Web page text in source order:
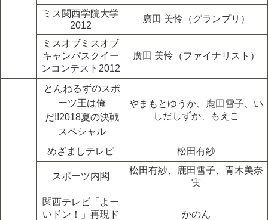
ミス関西学院大学
2012
廣田 美怜（グランプリ）
ミスオブミスオブ
キャンパスクイー
ンコンテスト2012
廣田 美怜（ファイナリスト）
とんねるずのスポ
ーツ王は俺
だ!!2018夏の決戦
スペシャル
やまもとゆうか、鹿田雪子、い
しだしずか、もえこ
めざましテレビ 松田有紗
スポーツ内閣
松田有紗、鹿田雪子、青木美奈
実
関西テレビ「よー
いドン！」再現ド
かのん